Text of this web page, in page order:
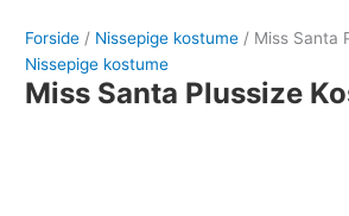
Forside / Nissepige kostume / Miss Santa
Nissepige kostume
Miss Santa Plussize